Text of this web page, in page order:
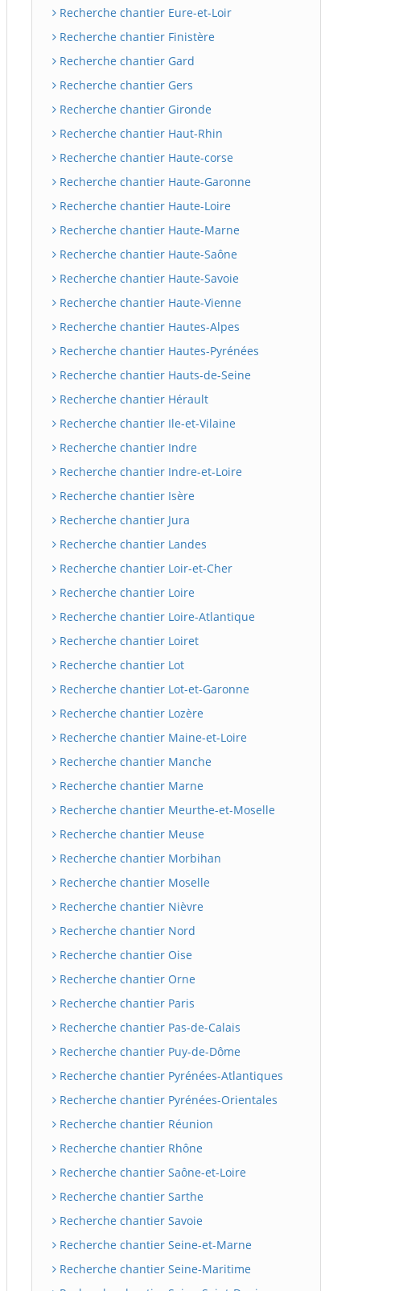
Recherche chantier Eure-et-Loir
Recherche chantier Finistère
Recherche chantier Gard
Recherche chantier Gers
Recherche chantier Gironde
Recherche chantier Haut-Rhin
Recherche chantier Haute-corse
Recherche chantier Haute-Garonne
Recherche chantier Haute-Loire
Recherche chantier Haute-Marne
Recherche chantier Haute-Saône
Recherche chantier Haute-Savoie
Recherche chantier Haute-Vienne
Recherche chantier Hautes-Alpes
Recherche chantier Hautes-Pyrénées
Recherche chantier Hauts-de-Seine
Recherche chantier Hérault
Recherche chantier Ile-et-Vilaine
Recherche chantier Indre
Recherche chantier Indre-et-Loire
Recherche chantier Isère
Recherche chantier Jura
Recherche chantier Landes
Recherche chantier Loir-et-Cher
Recherche chantier Loire
Recherche chantier Loire-Atlantique
Recherche chantier Loiret
Recherche chantier Lot
Recherche chantier Lot-et-Garonne
Recherche chantier Lozère
Recherche chantier Maine-et-Loire
Recherche chantier Manche
Recherche chantier Marne
Recherche chantier Meurthe-et-Moselle
Recherche chantier Meuse
Recherche chantier Morbihan
Recherche chantier Moselle
Recherche chantier Nièvre
Recherche chantier Nord
Recherche chantier Oise
Recherche chantier Orne
Recherche chantier Paris
Recherche chantier Pas-de-Calais
Recherche chantier Puy-de-Dôme
Recherche chantier Pyrénées-Atlantiques
Recherche chantier Pyrénées-Orientales
Recherche chantier Réunion
Recherche chantier Rhône
Recherche chantier Saône-et-Loire
Recherche chantier Sarthe
Recherche chantier Savoie
Recherche chantier Seine-et-Marne
Recherche chantier Seine-Maritime